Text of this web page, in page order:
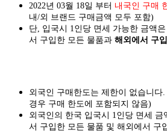
2022년 03월 18일 부터 내국인 구매
내/외 브랜드 구매금액 모두 포함)
단, 입국시 1인당 면세 가능한 금액
서 구입한 모든 물품과 해외에서 구
외국인 구매한도는 제한이 없습니다
경우 구매 한도에 포함되지 않음)
외국인의 한국 입국시 1인당 면세 금
서 구입한 모든 물품 및 해외에서 구